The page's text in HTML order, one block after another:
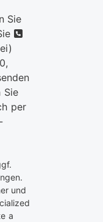
Sie
telefon
Sie
per
und
a